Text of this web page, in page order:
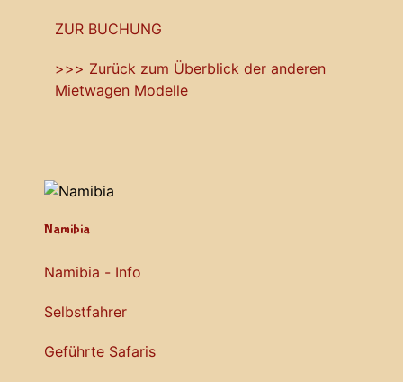
ZUR BUCHUNG
>>> Zurück zum Überblick der anderen
Mietwagen Modelle
Namibia
Namibia - Info
Selbstfahrer
Geführte Safaris